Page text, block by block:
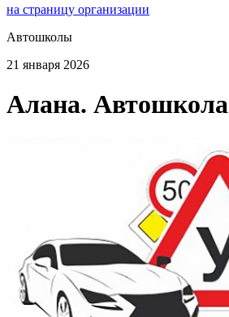
на страницу организации
Автошколы
21 января 2026
Алана. Автошкола